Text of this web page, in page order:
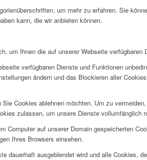
um mehr zu erfahren. Sie
kann, die wir anbieten können.
um Ihnen die auf unserer Webseite
verfügbaren Dienste und Funktionen
ändern und das Blockieren aller
Cookies ablehnen möchten. Um zu
zulassen, um unsere Dienste
Computer auf unserer Domain gespeicherten
Ihres Browsers einsehen.
dauerhaft ausgeblendet wird und alle Cookies,